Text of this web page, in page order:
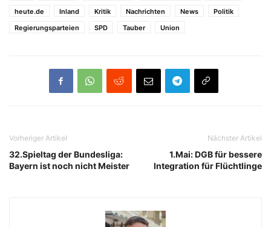
heute.de
Inland Kritik Nachrichten News
Politik
Regierungsparteien
SPD Tauber Union
Vorheriger Artikel
32.Spieltag der Bundesliga:
Bayern ist noch nicht Meister
Nächster Artikel
1.Mai: DGB für bessere
Integration für Flüchtlinge